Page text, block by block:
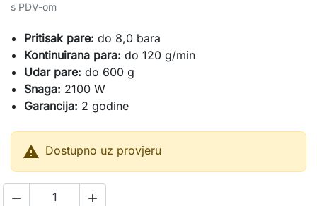
s PDV-om
Pritisak pare: do 8,0 bara
Kontinuirana para: do 120 g/min
Udar pare: do 600 g
Snaga: 2100 W
Garancija: 2 godine
 Dostupno uz provjeru
 